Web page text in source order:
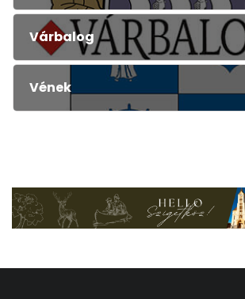
Várbalog
Vének